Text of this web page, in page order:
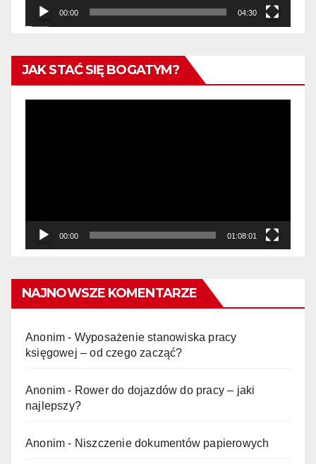
00:00 04:30
JAK STAĆ SIĘ BOGATYM?
00:00 01:08:01
NAJNOWSZE KOMENTARZE
Anonim - Wyposażenie stanowiska pracy
księgowej – od czego zacząć?
Anonim - Rower do dojazdów do pracy – jaki
najlepszy?
Anonim - Niszczenie dokumentów papierowych